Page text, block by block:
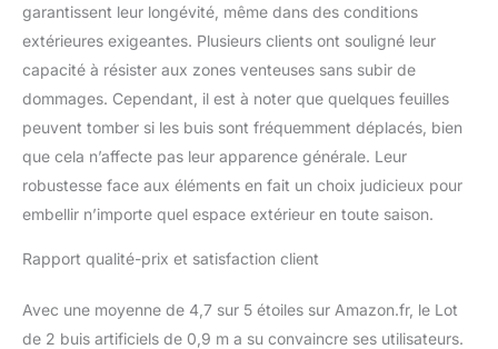
garantissent leur longévité, même dans des conditions
extérieures exigeantes. Plusieurs clients ont souligné leur
capacité à résister aux zones venteuses sans subir de
dommages. Cependant, il est à noter que quelques feuilles
peuvent tomber si les buis sont fréquemment déplacés, bien
que cela n’affecte pas leur apparence générale. Leur
robustesse face aux éléments en fait un choix judicieux pour
embellir n’importe quel espace extérieur en toute saison.
Rapport qualité-prix et satisfaction client
Avec une moyenne de 4,7 sur 5 étoiles sur Amazon.fr, le Lot
de 2 buis artificiels de 0,9 m a su convaincre ses utilisateurs.